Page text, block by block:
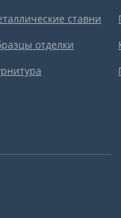
ставни
отделки